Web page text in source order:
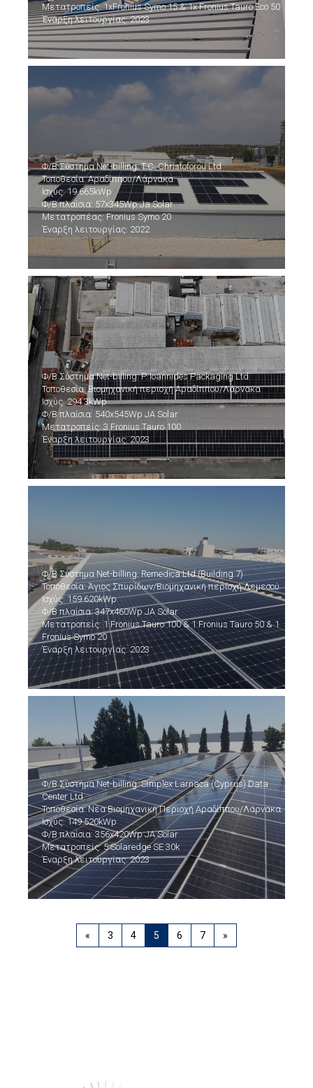
Μετατροπείς: 1xFronius Symo 15 & 1x Fronius Tauro Eco 50
Έναρξη λειτουργίας: 2023
Φ/Β Σύστημα Net-billing: T.C. Christoforou Ltd
Τοποθεσία: Αραδίππου/Λάρνακα
Ισχύς: 19.665kWp
Φ/Β πλαίσια: 57x345Wp Ja Solar
Μετατροπέας: Fronius Symo 20
Έναρξη λειτουργίας: 2022
Φ/Β Σύστημα Net-billing: P. Ioannides Packaging Ltd
Τοποθεσία: Βιομηχανική περιοχή Αραδίππου/Λάρνακα
Ισχύς: 294.3kWp
Φ/Β πλαίσια: 540x545Wp JA Solar
Μετατροπείς: 3 Fronius Tauro 100
Έναρξη λειτουργίας: 2023
Φ/Β Σύστημα Net-billing: Remedica Ltd (Building 7)
Τοποθεσία: Άγιος Σπυρίδων/Βιομηχανική περιοχή Λεμεσού
Ισχύς: 159.620kWp
Φ/Β πλαίσια: 347x460Wp JA Solar
Μετατροπείς: 1 Fronius Tauro 100 & 1 Fronius Tauro 50 & 1
Fronius Symo 20
Έναρξη λειτουργίας: 2023
Φ/Β Σύστημα Net-billing: Simplex Larnaca (Cyprus) Data
Center Ltd.
Τοποθεσία: Νέα Βιομηχανική Περιοχή Αραδίππου/Λάρνακα.
Ισχύς: 149.520kWp
Φ/Β πλαίσια: 356x420Wp JA Solar
Μετατροπείς: 5 Solaredge SE 30k
Έναρξη λειτουργίας: 2023
« 3 4 5 6 7 »